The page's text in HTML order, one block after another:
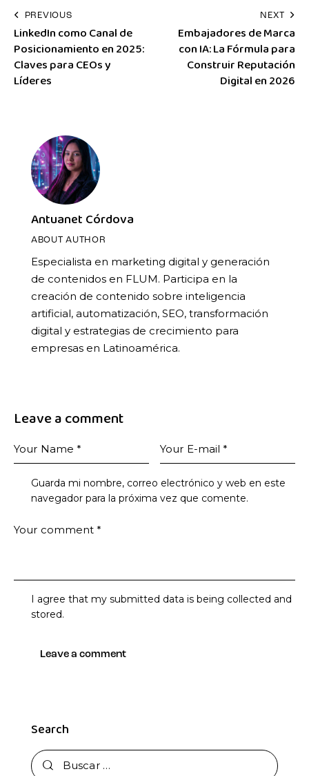
PREVIOUS
LinkedIn como Canal de
Posicionamiento en 2025:
Claves para CEOs y
Líderes
NEXT
Embajadores de Marca
con IA: La Fórmula para
Construir Reputación
Digital en 2026
Antuanet Córdova
ABOUT AUTHOR
Especialista en marketing digital y generación
de contenidos en FLUM. Participa en la
creación de contenido sobre inteligencia
artificial, automatización, SEO, transformación
digital y estrategias de crecimiento para
empresas en Latinoamérica.
Leave a comment
Guarda mi nombre, correo electrónico y web en este
navegador para la próxima vez que comente.
I agree that my submitted data is being collected and
stored.
Search